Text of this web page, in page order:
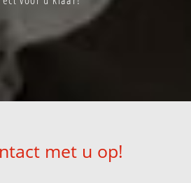
met u op!